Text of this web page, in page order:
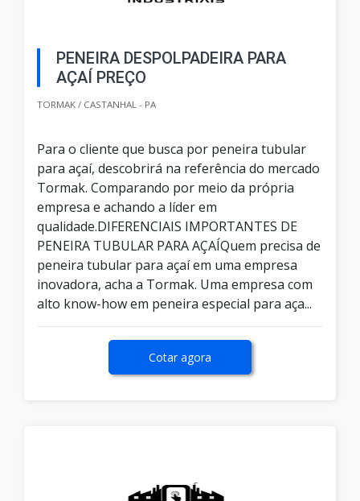
PENEIRA DESPOLPADEIRA PARA
AÇAÍ PREÇO
TORMAK / CASTANHAL - PA
Para o cliente que busca por peneira tubular
para açaí, descobrirá na referência do mercado
Tormak. Comparando por meio da própria
empresa e achando a líder em
qualidade.DIFERENCIAIS IMPORTANTES DE
PENEIRA TUBULAR PARA AÇAÍQuem precisa de
peneira tubular para açaí em uma empresa
inovadora, acha a Tormak. Uma empresa com
alto know-how em peneira especial para aça...
Cotar agora